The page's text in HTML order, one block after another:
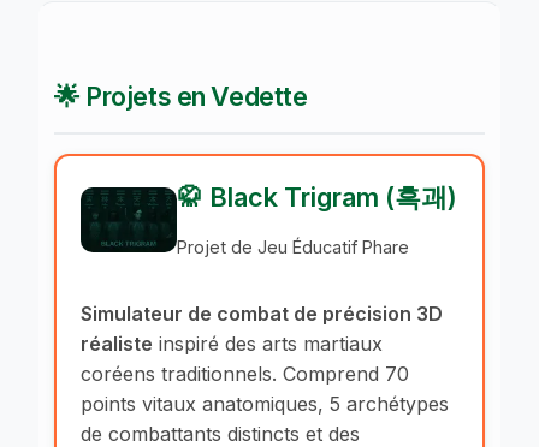
🌟 Projets en Vedette
🥋 Black Trigram (흑괘)
Projet de Jeu Éducatif Phare
Simulateur de combat de précision 3D
réaliste inspiré des arts martiaux
coréens traditionnels. Comprend 70
points vitaux anatomiques, 5 archétypes
de combattants distincts et des